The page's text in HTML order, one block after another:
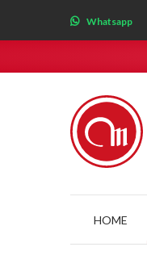
Whatsapp
HOME